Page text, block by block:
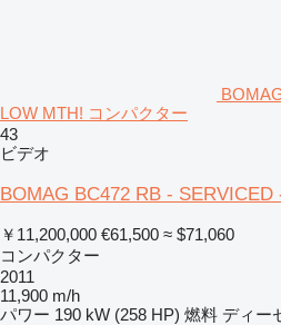
LOW MTH! コンパクター
43
ビデオ
BOMAG BC472 RB - SERVICED
￥11,200,000 €61,500 ≈ $71,060
コンパクター
2011
11,900 m/h
パワー 190 kW (258 HP) 燃料 ディー